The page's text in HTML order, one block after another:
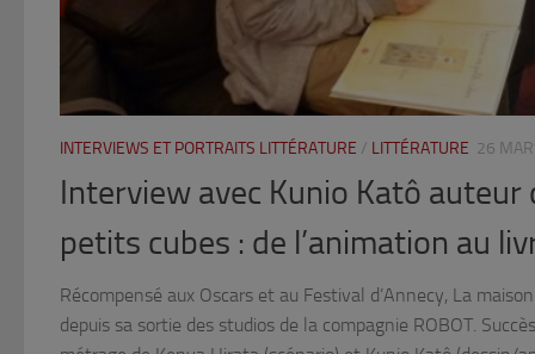
INTERVIEWS ET PORTRAITS LITTÉRATURE / LITTÉRATURE 26
Interview avec Kunio Katô auteur
petits cubes : de l’animation au
Récompensé aux Oscars et au Festival d’Annecy, La
depuis sa sortie des studios de la compagnie ROBOT.